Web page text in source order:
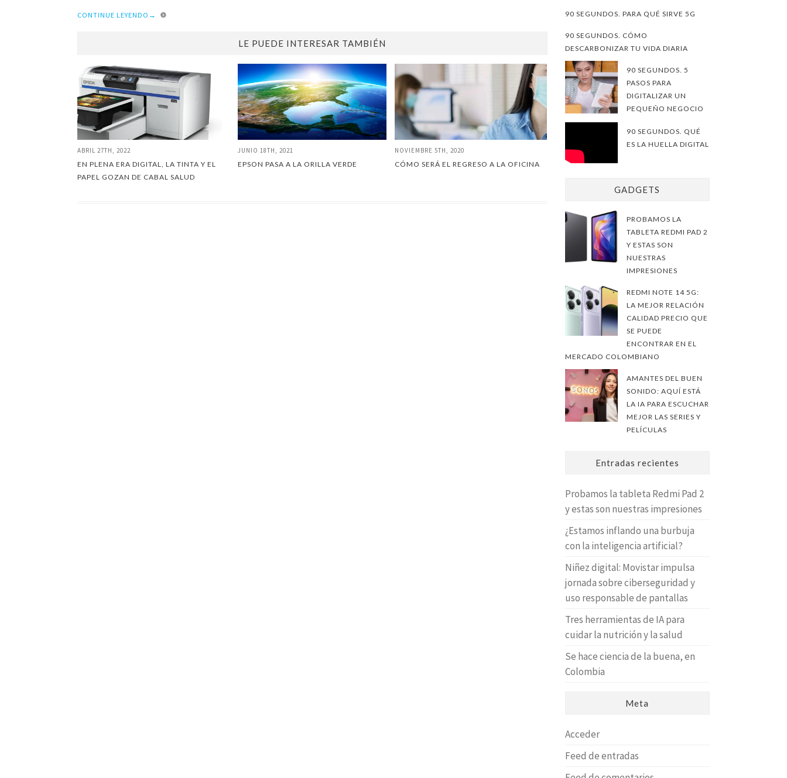
CONTINUE LEYENDO →
LE PUEDE INTERESAR TAMBIÉN
ABRIL 27TH, 2022
EN PLENA ERA DIGITAL, LA TINTA Y EL
PAPEL GOZAN DE CABAL SALUD
JUNIO 18TH, 2021
EPSON PASA A LA ORILLA VERDE
NOVIEMBRE 5TH, 2020
CÓMO SERÁ EL REGRESO A LA OFICINA
90 SEGUNDOS. PARA QUÉ SIRVE 5G
90 SEGUNDOS. CÓMO
DESCARBONIZAR TU VIDA DIARIA
90 SEGUNDOS. 5
PASOS PARA
DIGITALIZAR UN
PEQUEÑO NEGOCIO
90 SEGUNDOS. QUÉ
ES LA HUELLA DIGITAL
GADGETS
PROBAMOS LA
TABLETA REDMI PAD 2
Y ESTAS SON
NUESTRAS
IMPRESIONES
REDMI NOTE 14 5G:
LA MEJOR RELACIÓN
CALIDAD PRECIO QUE
SE PUEDE
ENCONTRAR EN EL
MERCADO COLOMBIANO
AMANTES DEL BUEN
SONIDO: AQUÍ ESTÁ
LA IA PARA ESCUCHAR
MEJOR LAS SERIES Y
PELÍCULAS
Entradas recientes
Probamos la tableta Redmi Pad 2
y estas son nuestras impresiones
¿Estamos inflando una burbuja
con la inteligencia artificial?
Niñez digital: Movistar impulsa
jornada sobre ciberseguridad y
uso responsable de pantallas
Tres herramientas de IA para
cuidar la nutrición y la salud
Se hace ciencia de la buena, en
Colombia
Meta
Acceder
Feed de entradas